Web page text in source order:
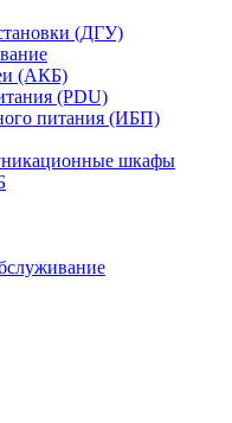
(ДГУ)
(АКБ)
(PDU)
питания (ИБП)
шкафы